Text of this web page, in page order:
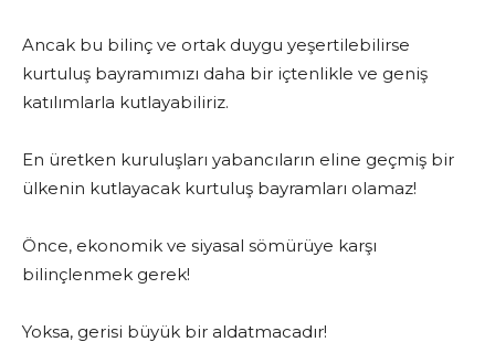
Ancak bu bilinç ve ortak duygu yeşertilebilirse
kurtuluş bayramımızı daha bir içtenlikle ve geniş
katılımlarla kutlayabiliriz.
En üretken kuruluşları yabancıların eline geçmiş bir
ülkenin kutlayacak kurtuluş bayramları olamaz!
Önce, ekonomik ve siyasal sömürüye karşı
bilinçlenmek gerek!
Yoksa, gerisi büyük bir aldatmacadır!